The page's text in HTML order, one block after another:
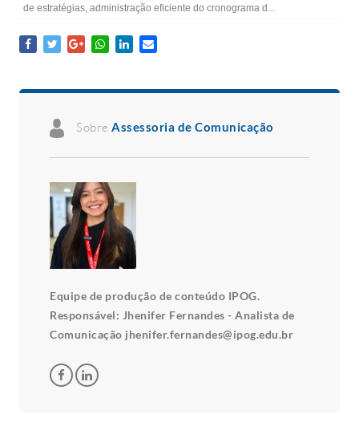
de estratégias, administração eficiente do cronograma d...
Sobre Assessoria de Comunicação
Equipe de produção de conteúdo IPOG.
Responsável: Jhenifer Fernandes - Analista de
Comunicação jhenifer.fernandes@ipog.edu.br